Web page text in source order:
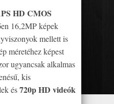
HD CMOS
16,2MP képek
mellett is
méretéhez képest
ugyancsak alkalmas
kis
és720p HD videók